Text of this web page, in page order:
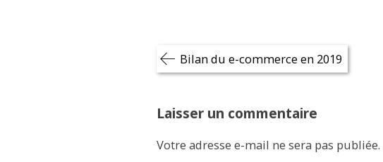
Navigation
deBilan du e-commerce en 2019
Laisser un commentaire
Votre adresse e-mail ne sera pas publiée.